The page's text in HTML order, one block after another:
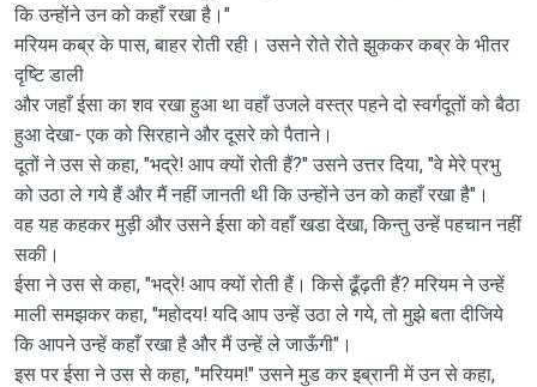
कि उन्होंने उन को कहाँ रखा है।"
मरियम कब्र के पास, बाहर रोती रही। उसने रोते रोते झुककर कब्र के भीतर
दृष्टि डाली
और जहाँ ईसा का शव रखा हुआ था वहाँ उजले वस्त्र पहने दो स्वर्गदूतों को बैठा
हुआ देखा- एक को सिरहाने और दूसरे को पैताने।
दूतों ने उस से कहा, "भद्रे! आप क्यों रोती हैं?" उसने उत्तर दिया, "वे मेरे प्रभु
को उठा ले गये हैं और मैं नहीं जानती थी कि उन्होंने उन को कहाँ रखा है"।
वह यह कहकर मुड़ी और उसने ईसा को वहाँ खडा देखा, किन्तु उन्हें पहचान नहीं
सकी।
ईसा ने उस से कहा, "भद्रे! आप क्यों रोती हैं। किसे ढूँढ़ती हैं? मरियम ने उन्हें
माली समझकर कहा, "महोदय! यदि आप उन्हें उठा ले गये, तो मुझे बता दीजिये
कि आपने उन्हें कहाँ रखा है और मैं उन्हें ले जाऊँगी"।
इस पर ईसा ने उस से कहा, "मरियम!" उसने मुड कर इब्रानी में उन से कहा,